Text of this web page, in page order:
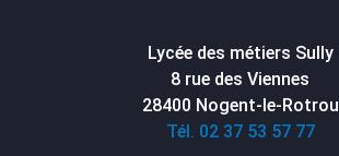
Lycée des métiers Sully
8 rue des Viennes
28400 Nogent-le-Rotrou
Tél. 02 37 53 57 77